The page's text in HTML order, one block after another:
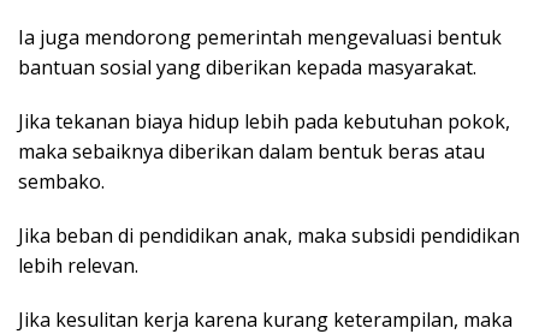
Ia juga mendorong pemerintah mengevaluasi bentuk
bantuan sosial yang diberikan kepada masyarakat.
Jika tekanan biaya hidup lebih pada kebutuhan pokok,
maka sebaiknya diberikan dalam bentuk beras atau
sembako.
Jika beban di pendidikan anak, maka subsidi pendidikan
lebih relevan.
Jika kesulitan kerja karena kurang keterampilan, maka